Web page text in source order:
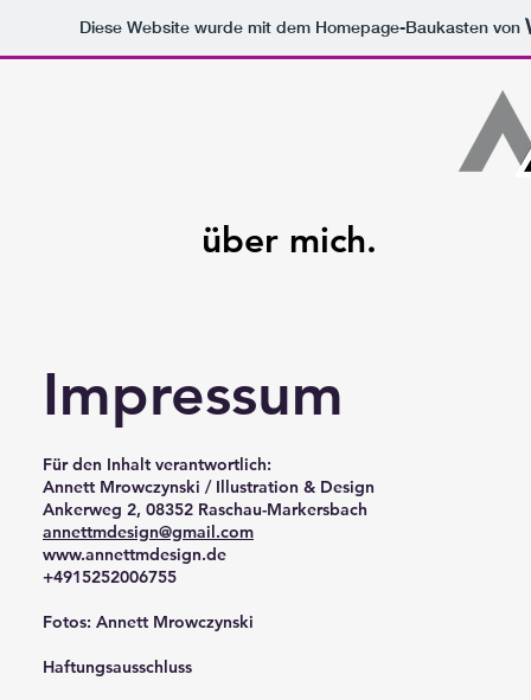
Diese Website wurde mit dem Homepage-Baukasten von
über mich.
Impressum
Für den Inhalt verantwortlich:
Annett Mrowczynski / Illustration & Design
Ankerweg 2, 08352 Raschau-Markersbach
annettmdesign@gmail.com
www.annettmdesign.de
+4915252006755
Fotos: Annett Mrowczynski
Haftungsausschluss